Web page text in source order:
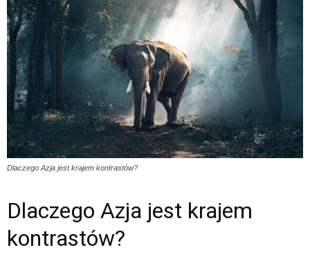
Dlaczego Azja jest krajem kontrastów?
Dlaczego Azja jest krajem
kontrastów?